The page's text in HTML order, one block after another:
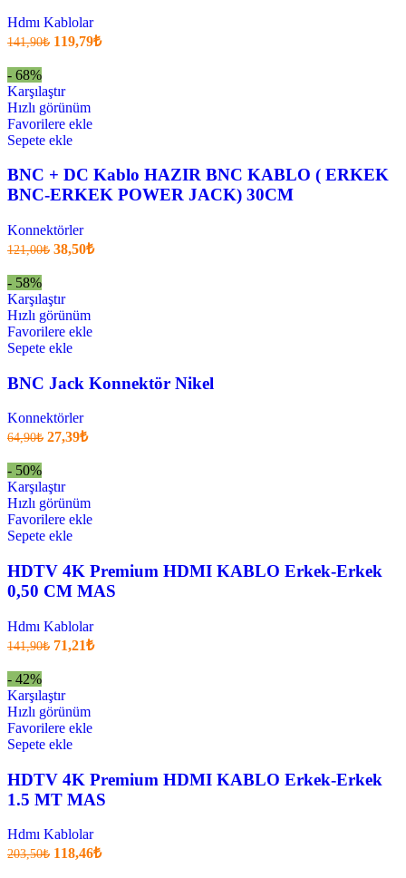
Hdmı Kablolar
141,90₺ Orijinal
119,79₺Şu
- 68%
Karşılaştır
Hızlı görünüm
Favorilere ekle
Sepete ekle
BNC + DC Kablo HAZIR BNC KABLO ( ERKEK
BNC-ERKEK POWER JACK) 30CM
Konnektörler
121,00₺ Orijinal
38,50₺Şu
- 58%
Karşılaştır
Hızlı görünüm
Favorilere ekle
Sepete ekle
BNC Jack Konnektör Nikel
Konnektörler
64,90₺ Orijinal
27,39₺Şu
.
- 50%
Karşılaştır
Hızlı görünüm
Favorilere ekle
Sepete ekle
HDTV 4K Premium HDMI KABLO Erkek-Erkek
0,50 CM MAS
Hdmı Kablolar
141,90₺ Orijinal
71,21₺Şu
- 42%
Karşılaştır
Hızlı görünüm
Favorilere ekle
Sepete ekle
HDTV 4K Premium HDMI KABLO Erkek-Erkek
1.5 MT MAS
Hdmı Kablolar
203,50₺ Orijinal
118,46₺Şu